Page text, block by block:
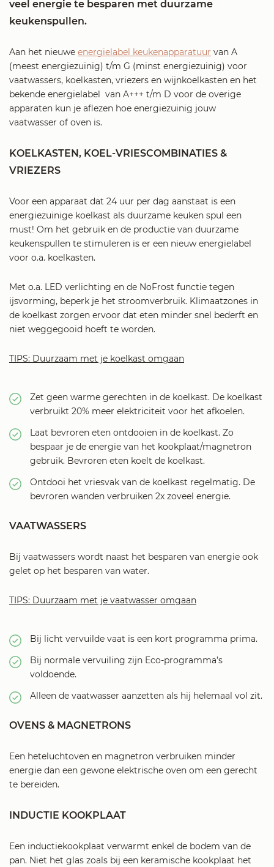
veel energie te besparen met duurzame
keukenspullen.
Aan het nieuwe energielabel keukenapparatuur van A
(meest energiezuinig) t/m G (minst energiezuinig) voor
vaatwassers, koelkasten, vriezers en wijnkoelkasten en het
bekende energielabel van A+++ t/m D voor de overige
apparaten kun je aflezen hoe energiezuinig jouw
vaatwasser of oven is.
KOELKASTEN, KOEL-VRIESCOMBINATIES &
VRIEZERS
Voor een apparaat dat 24 uur per dag aanstaat is een
energiezuinige koelkast als duurzame keuken spul een
must! Om het gebruik en de productie van duurzame
keukenspullen te stimuleren is er een nieuw energielabel
voor o.a. koelkasten.
Met o.a. LED verlichting en de NoFrost functie tegen
ijsvorming, beperk je het stroomverbruik. Klimaatzones in
de koelkast zorgen ervoor dat eten minder snel bederft en
niet weggegooid hoeft te worden.
TIPS: Duurzaam met je koelkast omgaan
Zet geen warme gerechten in de koelkast. De koelkast
verbruikt 20% meer elektriciteit voor het afkoelen.
Laat bevroren eten ontdooien in de koelkast. Zo
bespaar je de energie van het kookplaat/magnetron
gebruik. Bevroren eten koelt de koelkast.
Ontdooi het vriesvak van de koelkast regelmatig. De
bevroren wanden verbruiken 2x zoveel energie.
VAATWASSERS
Bij vaatwassers wordt naast het besparen van energie ook
gelet op het besparen van water.
TIPS: Duurzaam met je vaatwasser omgaan
Bij licht vervuilde vaat is een kort programma prima.
Bij normale vervuiling zijn Eco-programma’s
voldoende.
Alleen de vaatwasser aanzetten als hij helemaal vol zit.
OVENS & MAGNETRONS
Een heteluchtoven en magnetron verbruiken minder
energie dan een gewone elektrische oven om een gerecht
te bereiden.
INDUCTIE KOOKPLAAT
Een inductiekookplaat verwarmt enkel de bodem van de
pan. Niet het glas zoals bij een keramische kookplaat het